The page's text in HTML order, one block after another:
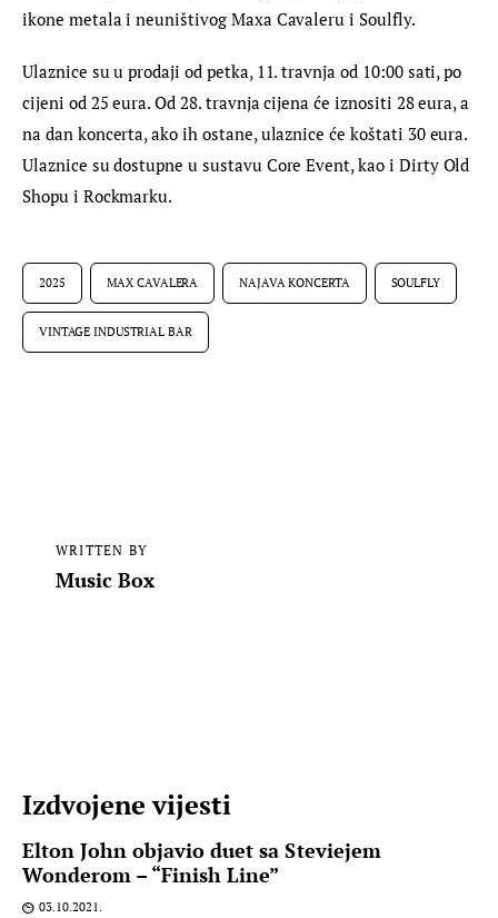
ikone metala i neuništivog Maxa Cavaleru i Soulfly.
Ulaznice su u prodaji od petka, 11. travnja od 10:00 sati, po
cijeni od 25 eura. Od 28. travnja cijena će iznositi 28 eura, a
na dan koncerta, ako ih ostane, ulaznice će koštati 30 eura.
Ulaznice su dostupne u sustavu Core Event, kao i Dirty Old
Shopu i Rockmarku.
2025 MAX CAVALERA NAJAVA KONCERTA SOULFLY
VINTAGE INDUSTRIAL BAR
WRITTEN BY
Music Box
Izdvojene vijesti
Elton John objavio duet sa Steviejem
Wonderom – “Finish Line”
03.10.2021.